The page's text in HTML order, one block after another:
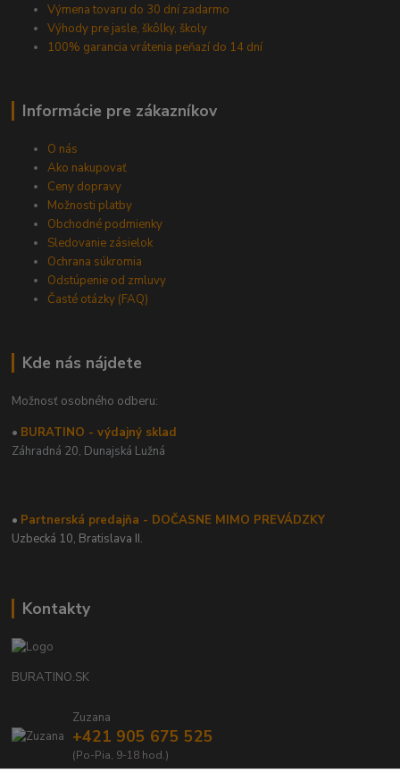
Výmena tovaru do 30 dní zadarmo
Výhody pre jasle, škôlky, školy
100% garancia vrátenia peňazí do 14 dní
Informácie pre zákazníkov
O nás
Ako nakupovať
Ceny dopravy
Možnosti platby
Obchodné podmienky
Sledovanie zásielok
Ochrana súkromia
Odstúpenie od zmluvy
Časté otázky (FAQ)
Kde nás nájdete
Možnosť osobného odberu:
• BURATINO - výdajný sklad
Záhradná 20, Dunajská Lužná
• Partnerská predajňa - DOČASNE MIMO PREVÁDZKY
Uzbecká 10, Bratislava II.
Kontakty
BURATINO.SK
Zuzana
+421 905 675 525
(Po-Pia, 9-18 hod.)